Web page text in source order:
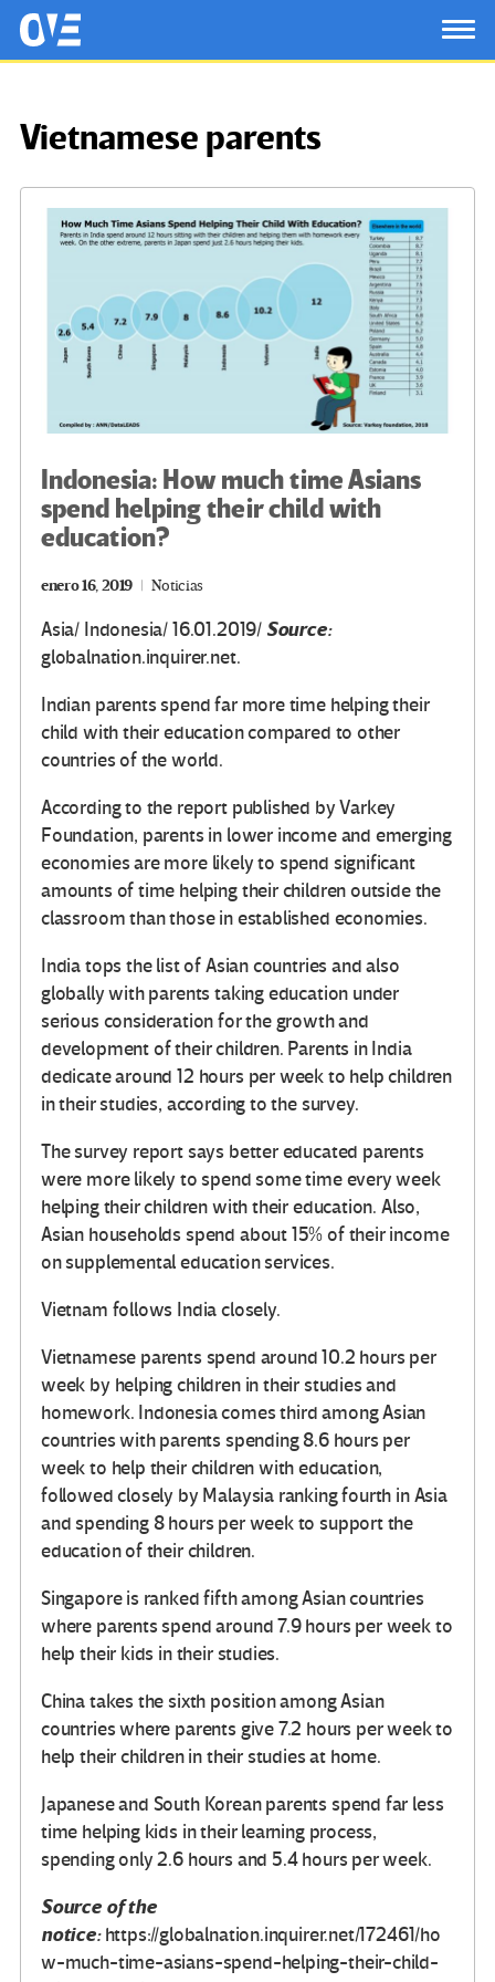
Saltar al contenido principal
OtrasVocesenEducacion.org
Vietnamese parents
Indonesia: How much time Asians
spend helping their child with
education?
enero 16, 2019 Noticias
Asia/ Indonesia/ 16.01.2019/Source:
globalnation.inquirer.net.
Indian parents spend far more time helping their
child with their education compared to other
countries of the world.
According to the report published by Varkey
Foundation, parents in lower income and emerging
economies are more likely to spend significant
amounts of time helping their children outside the
classroom than those in established economies.
India tops the list of Asian countries and also
globally with parents taking education under
serious consideration for the growth and
development of their children. Parents in India
dedicate around 12 hours per week to help children
in their studies, according to the survey.
The survey report says better educated parents
were more likely to spend some time every week
helping their children with their education. Also,
Asian households spend about 15% of their income
on supplemental education services.
Vietnam follows India closely.
Vietnamese parents spend around 10.2 hours per
week by helping children in their studies and
homework. Indonesia comes third among Asian
countries with parents spending 8.6 hours per
week to help their children with education,
followed closely by Malaysia ranking fourth in Asia
and spending 8 hours per week to support the
education of their children.
Singapore is ranked fifth among Asian countries
where parents spend around 7.9 hours per week to
help their kids in their studies.
China takes the sixth position among Asian
countries where parents give 7.2 hours per week to
help their children in their studies at home.
Japanese and South Korean parents spend far less
time helping kids in their learning process,
spending only 2.6 hours and 5.4 hours per week.
Source of the
notice:https://globalnation.inquirer.net/172461/ho
w-much-time-asians-spend-helping-their-child-